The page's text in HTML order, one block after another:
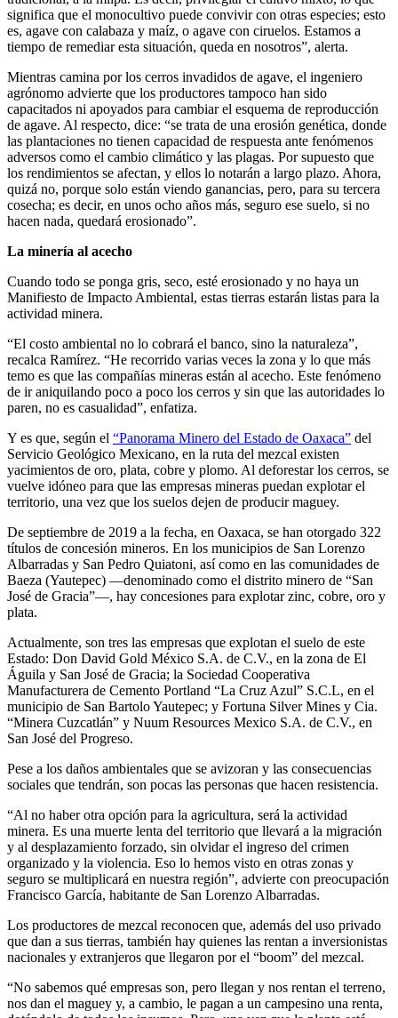
significa que el monocultivo puede convivir con otras especies; esto
es, agave con calabaza y maíz, o agave con ciruelos. Estamos a
tiempo de remediar esta situación, queda en nosotros”, alerta.
Mientras camina por los cerros invadidos de agave, el ingeniero
agrónomo advierte que los productores tampoco han sido
capacitados ni apoyados para cambiar el esquema de reproducción
de agave. Al respecto, dice: “se trata de una erosión genética, donde
las plantaciones no tienen capacidad de respuesta ante fenómenos
adversos como el cambio climático y las plagas. Por supuesto que
los rendimientos se afectan, y ellos lo notarán a largo plazo. Ahora,
quizá no, porque solo están viendo ganancias, pero, para su tercera
cosecha; es decir, en unos ocho años más, seguro ese suelo, si no
hacen nada, quedará erosionado”.
La minería al acecho
Cuando todo se ponga gris, seco, esté erosionado y no haya un
Manifiesto de Impacto Ambiental, estas tierras estarán listas para la
actividad minera.
“El costo ambiental no lo cobrará el banco, sino la naturaleza”,
recalca Ramírez. “He recorrido varias veces la zona y lo que más
temo es que las compañías mineras están al acecho. Este fenómeno
de ir aniquilando poco a poco los cerros y sin que las autoridades lo
paren, no es casualidad”, enfatiza.
Y es que, según el “Panorama Minero del Estado de Oaxaca” del
Servicio Geológico Mexicano, en la ruta del mezcal existen
yacimientos de oro, plata, cobre y plomo. Al deforestar los cerros, se
vuelve idóneo para que las empresas mineras puedan explotar el
territorio, una vez que los suelos dejen de producir maguey.
De septiembre de 2019 a la fecha, en Oaxaca, se han otorgado 322
títulos de concesión mineros. En los municipios de San Lorenzo
Albarradas y San Pedro Quiatoni, así como en las comunidades de
Baeza (Yautepec) —denominado como el distrito minero de “San
José de Gracia”—, hay concesiones para explotar zinc, cobre, oro y
plata.
Actualmente, son tres las empresas que explotan el suelo de este
Estado: Don David Gold México S.A. de C.V., en la zona de El
Águila y San José de Gracia; la Sociedad Cooperativa
Manufacturera de Cemento Portland “La Cruz Azul” S.C.L, en el
municipio de San Bartolo Yautepec; y Fortuna Silver Mines y Cia.
“Minera Cuzcatlán” y Nuum Resources Mexico S.A. de C.V., en
San José del Progreso.
Pese a los daños ambientales que se avizoran y las consecuencias
sociales que tendrán, son pocas las personas que hacen resistencia.
“Al no haber otra opción para la agricultura, será la actividad
minera. Es una muerte lenta del territorio que llevará a la migración
y al desplazamiento forzado, sin olvidar el ingreso del crimen
organizado y la violencia. Eso lo hemos visto en otras zonas y
seguro se multiplicará en nuestra región”, advierte con preocupación
Francisco García, habitante de San Lorenzo Albarradas.
Los productores de mezcal reconocen que, además del uso privado
que dan a sus tierras, también hay quienes las rentan a inversionistas
nacionales y extranjeros que llegaron por el “boom” del mezcal.
“No sabemos qué empresas son, pero llegan y nos rentan el terreno,
nos dan el maguey y, a cambio, le pagan a un campesino una renta,